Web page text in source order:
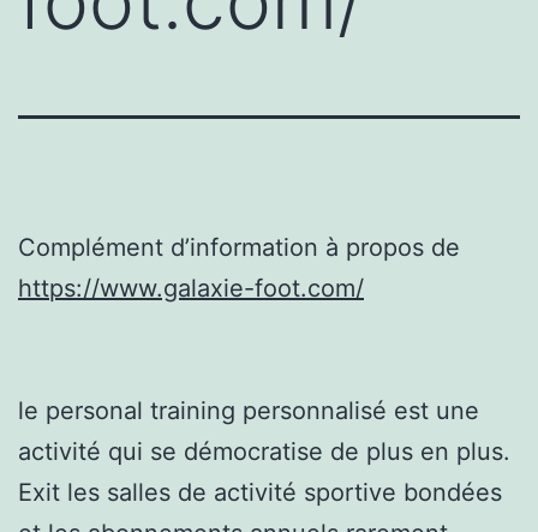
Complément d’information à propos de
https://www.galaxie-foot.com/
le personal training personnalisé est une
activité qui se démocratise de plus en plus.
Exit les salles de activité sportive bondées